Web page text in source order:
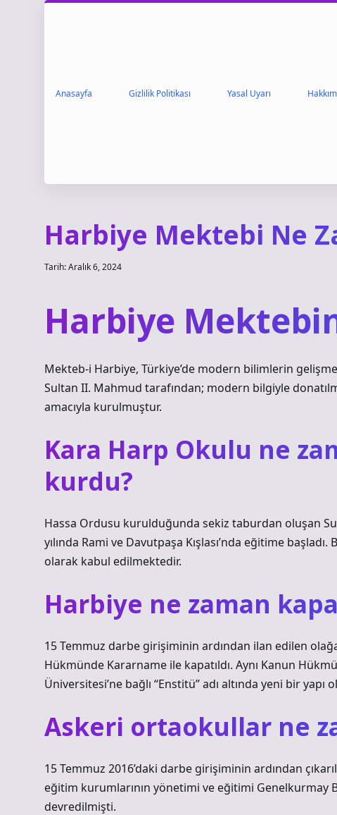
Anasayfa Gizlilik Politikası Yasal Uyarı
Harbiye Mektebi Ne
Tarih: Aralık 6, 2024
Harbiye
Mekteb-i Harbiye, Türkiye’de modern bilimlerin
Sultan II. Mahmud tarafından; modern bilgiyle
amacıyla kurulmuştur.
Kara Harp Okulu ne
kurdu?
Hassa Ordusu kurulduğunda sekiz taburdan oluşan
yılında Rami ve Davutpaşa Kışlası’nda eğitime
olarak kabul edilmektedir.
Harbiye ne zaman
15 Temmuz darbe girişiminin ardından ilan edilen
Hükmünde Kararname ile kapatıldı. Aynı Kanun
Üniversitesi’ne bağlı “Enstitü” adı altında yeni bir yapı
Askeri ortaokullar ne
15 Temmuz 2016’daki darbe girişiminin ardından
eğitim kurumlarının yönetimi ve eğitimi Genelkurmay
devredilmişti.